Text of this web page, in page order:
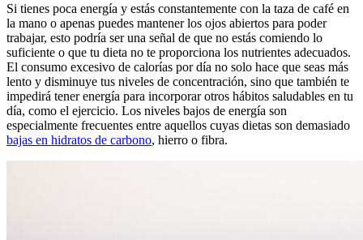
Si tienes poca energía y estás constantemente con la taza de café en
la mano o apenas puedes mantener los ojos abiertos para poder
trabajar, esto podría ser una señal de que no estás comiendo lo
suficiente o que tu dieta no te proporciona los nutrientes adecuados.
El consumo excesivo de calorías por día no solo hace que seas más
lento y disminuye tus niveles de concentración, sino que también te
impedirá tener energía para incorporar otros hábitos saludables en tu
día, como el ejercicio. Los niveles bajos de energía son
especialmente frecuentes entre aquellos cuyas dietas son demasiado
bajas en hidratos de carbono, hierro o fibra.